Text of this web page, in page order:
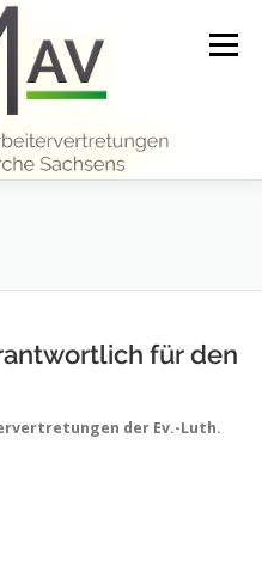
Menü
für den
der Ev.-Luth.